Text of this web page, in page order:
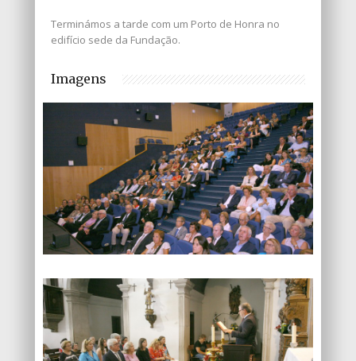
Terminámos a tarde com um Porto de Honra no
edifício sede da Fundação.
Imagens